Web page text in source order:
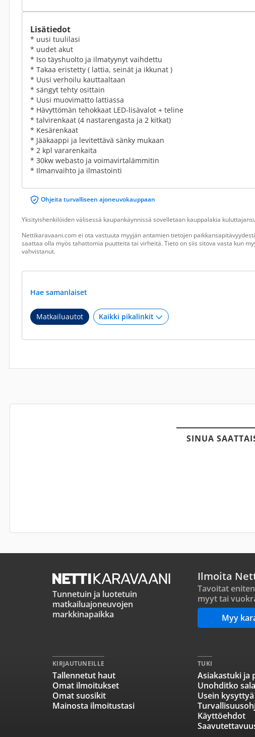
Lisätiedot
* uusi tuulilasi
* uudet akut
* Iso täyshuolto ja ilmatyynyt vaihdettu
* Takaa eristetty ( lattia, seinät ja ikkunat )
* Uusi verhoilu kauttaaltaan
* sängyt tehty osittain
* Uusi muovimatto lattiassa
* Hävyttömän tehokkaat LED-lisävalot + teline
* talvirenkaat (4 nastarengasta ja 2 kitkat)
* Kesärenkaat
* Jääkaappi ja levitettävä sänky mukaan
* 2 kpl vararenkaita
* 30kw webasto ja voimavirtalämmitin
* Ilmanvaihto ja ilmastointi
Ohjeita turvalliseen ajoneuvokauppaan
Yksityishenkilöiden välisessä kaupankäynnissä sovelletaan kauppalakia
Nettikaravaani.com ei ota vastuuta myyjän antamien tietojen
saattaa olla myös tahattomia puutteita tai virheitä. Tieto on siis sitova vasta kun
vahvistanut.
Hae samanlaiset
Matkailuautot
SINUA
Tunnetuin ja luotetuin
matkailuajoneuvojen
markkinapaikka
Ilmoita
Tavoitat
myyt tai
Myy
KIRJAUTUNEILLE
Tallennetut haut
Omat ilmoitukset
Omat suosikit
Mainosta ilmoitustasi
TUKI
Asiakastuki ja
Unohditko
Usein kysyttyä
Käyttöehdot